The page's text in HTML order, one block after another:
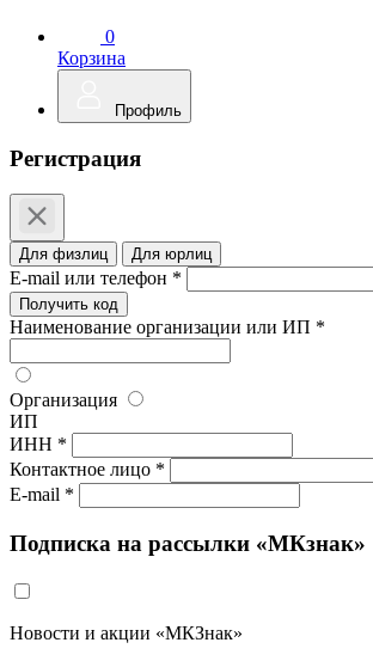
0
Корзина
Профиль
Регистрация
Для физлиц Для юрлиц
E-mail или телефон *
Получить код
Наименование организации или ИП *
Организация
ИП
ИНН *
Контактное лицо *
E-mail *
Подписка на рассылки «МКзнак»
Новости и акции «МКЗнак»